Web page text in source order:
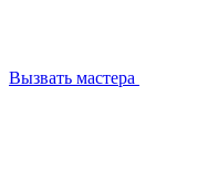
Вызвать мастера